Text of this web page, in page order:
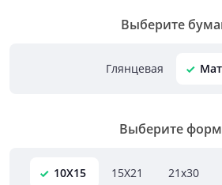
Выберите
Глянцевая
Выберите
10X15 15X21 21х30